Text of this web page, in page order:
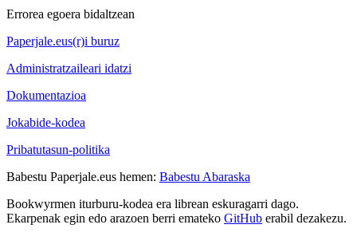
Errorea egoera bidaltzean
Paperjale.eus(r)i buruz
Administratzaileari idatzi
Dokumentazioa
Jokabide-kodea
Pribatutasun-politika
Babestu Paperjale.eus hemen: Babestu Abaraska
Bookwyrmen iturburu-kodea era librean eskuragarri dago.
Ekarpenak egin edo arazoen berri emateko GitHub erabil dezakezu.